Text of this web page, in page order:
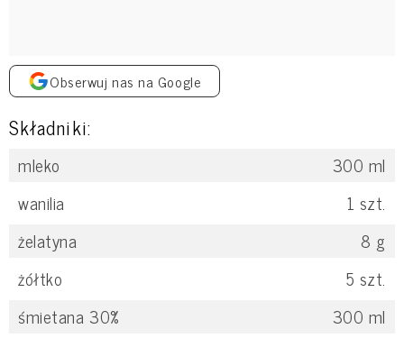
Obserwuj nas na Google
Składniki:
mleko 300 ml
wanilia
1 szt.
żelatyna
8 g
żółtko
5 szt.
śmietana 30%
300 ml